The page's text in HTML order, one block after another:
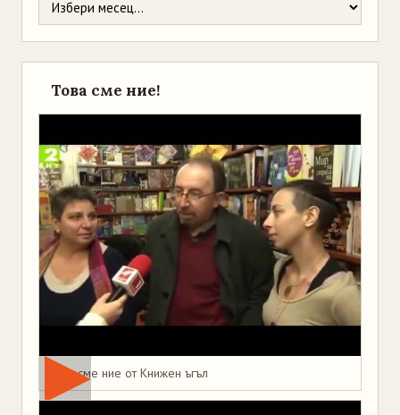
Това сме ние!
Това сме ние от Книжен ъгъл